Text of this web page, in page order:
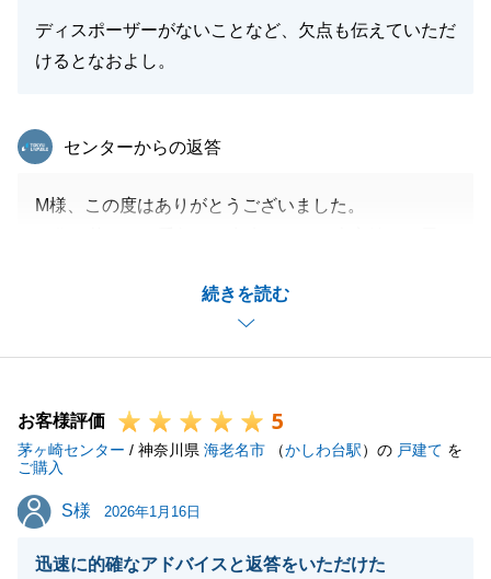
ディスポーザーがないことなど、欠点も伝えていただ
けるとなおよし。
続きを読む
東急リバブル
センターからの返答
M様、この度はありがとうございました。
何かお困り事がございましたらお声がけいただけます
今後ともどうぞよろしくお願いいたします。
閉じる
お客様評価 5
茅ヶ崎センター / 神奈川県 海老名市 （かしわ台駅）の 戸建て を
ご購入
S様
S様 2026年1月16日
迅速に的確なアドバイスと返答をいただけた